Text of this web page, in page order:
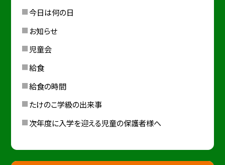
今日は何の日
お知らせ
児童会
給食
給食の時間
たけのこ学級の出来事
次年度に入学を迎える児童の保護者様へ